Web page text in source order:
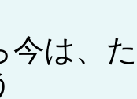
今は、